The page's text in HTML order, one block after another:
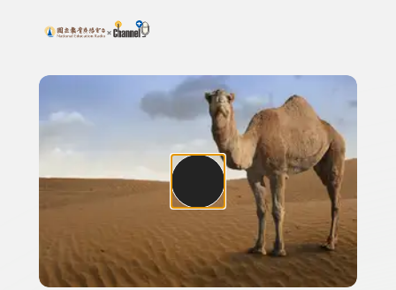
上方功能區塊
搜尋關鍵字：可輸入節目名稱、主持人或關鍵字